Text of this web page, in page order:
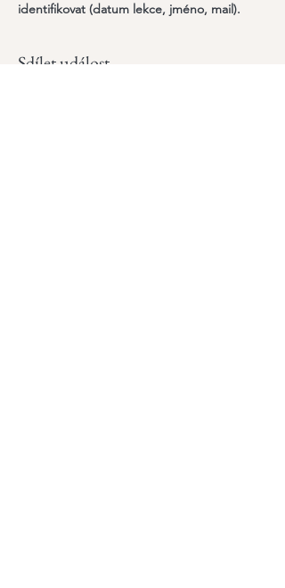
identifikovat (datum lekce, jméno, mail).
Sdílet událost